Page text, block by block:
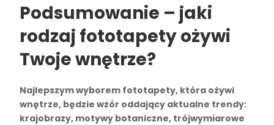
Podsumowanie – jaki
rodzaj fototapety ożywi
Twoje wnętrze?
Najlepszym wyborem fototapety, która ożywi
wnętrze, będzie wzór oddający aktualne trendy:
krajobrazy, motywy botaniczne, trójwymiarowe